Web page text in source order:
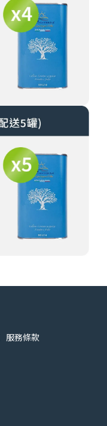
服務條款